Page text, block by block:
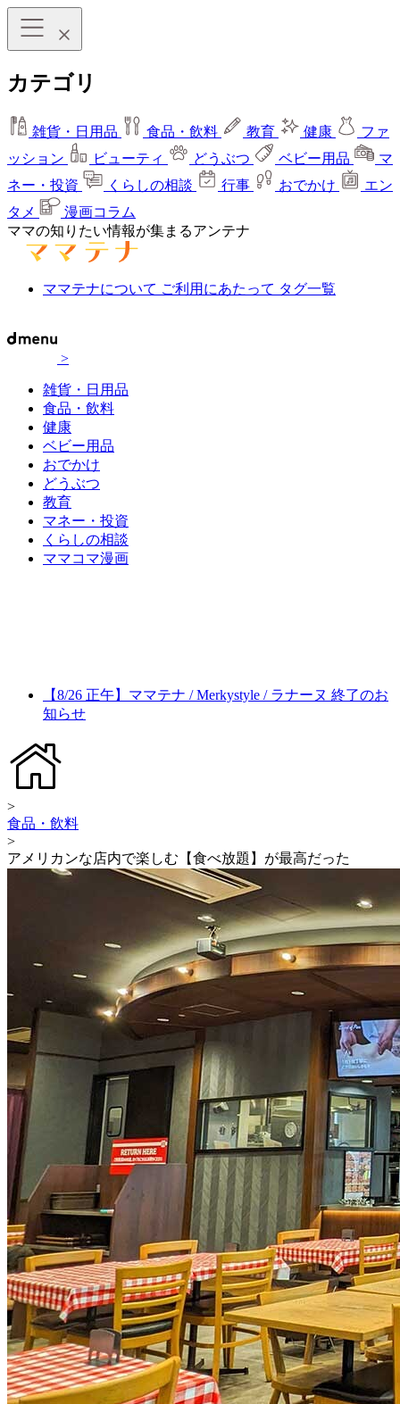
カテゴリ
雑貨・日用品 食品・飲料 教育 健康
ファ
ッション
ビューティ どうぶつ ベビー用品
マ
ネー・投資
くらしの相談 行事 おでかけ
エン
タメ
漫画コラム
ママの知りたい情報が集まるアンテナ
ママテナについて ご利用にあたって タグ一覧
>
雑貨・日用品
食品・飲料
健康
ベビー用品
おでかけ
どうぶつ
教育
マネー・投資
くらしの相談
ママコマ漫画
【8/26 正午】ママテナ / Merkystyle / ラナーヌ 終了のお
知らせ
>
食品・飲料
>
アメリカンな店内で楽しむ【食べ放題】が最高だった